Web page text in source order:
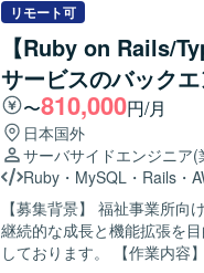
方を求めています。 【ポジションの魅力】 大手ポイント発行企業へ自社開発の特許エンジンを
パッケージ提供する経験を
装まで一貫して携われます。 【開発環境】 Vue.js、React、Ruby on Railsを使用しま
Claude Code、GitHub
リモート可
【Ruby on Rails/
サービスのバック
〜810,000円/月
日本国外
サーバサイドエンジニア(
Ruby ・ MySQL ・ Rails ・
【募集背景】 福祉事業所
継続的な成長と機能拡張を
しております。 【作業内容】 福祉事業所の支援サービスを運営している企業にて、自社サービ